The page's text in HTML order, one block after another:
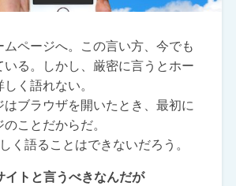
ページへ。この言い方、今でも
いる。しかし、厳密に言うとホー
く語れない。
ブラウザを開いたとき、最初に
ことだからだ。
く語ることはできないだろう。
イトと言うべきなんだが